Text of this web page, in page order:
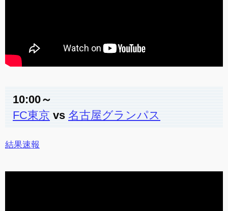
10:00～
FC東京vs名古屋グランパス
結果速報